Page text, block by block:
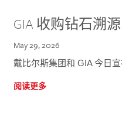
GIA 收购钻石溯
May 29, 2026
戴比尔斯集团和 GIA 今日
阅读更多